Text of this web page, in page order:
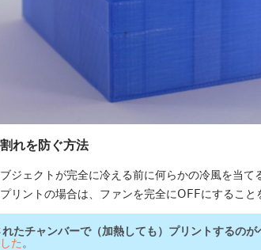
れを防ぐ方法
ジェクトが完全に冷える前に何らかの冷風を当て
リントの場合は、ファンを完全にOFFにすること
たチャンバーで（加熱しても）プリントするのが
た 。